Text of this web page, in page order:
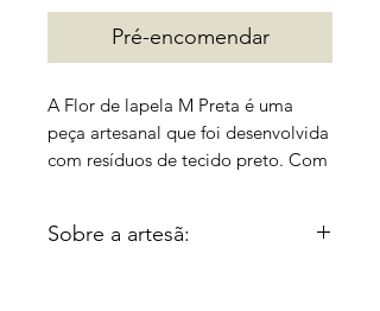
Pré-encomendar
A Flor de lapela M Preta é uma
peça artesanal que foi desenvolvida
com resíduos de tecido preto. Com
bolsas e acessórios femininos,
Sobre a artesã: